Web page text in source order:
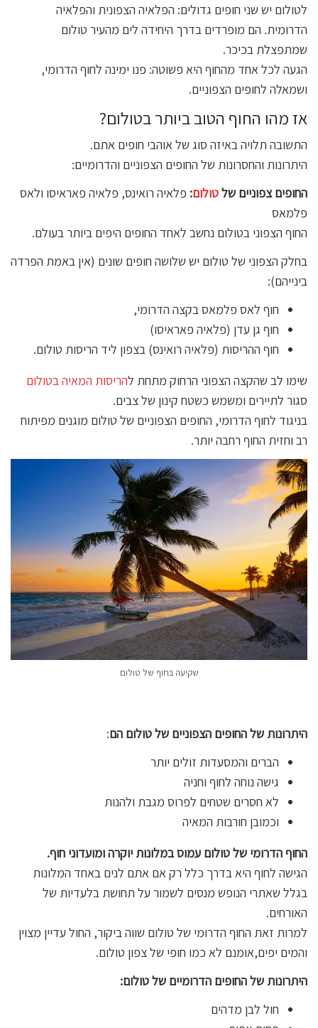
לטולום יש שני חופים גדולים: הפלאיה הצפונית והפלאיה
הדרומית. הם מופרדים בדרך היחידה לים מהעיר טולום
שמתפצלת בכיכר.
הגעה לכל אחד מהחוף היא פשוטה: פנו ימינה לחוף הדרומי,
ושמאלה לחופים הצפוניים.
אז מהו החוף הטוב ביותר בטולום?
התשובה תלויה באיזה סוג של אוהבי חופים אתם.
היתרונות והחסרונות של החופים הצפוניים והדרומיים:
החופים צפוניים שלטולום: פלאיה רואינס, פלאיה פאראיסו ולאס
פלמאס
החוף הצפוני בטולום נחשב לאחד החופים היפים ביותר בעולם.
בחלק הצפוני של טולום יש שלושה חופים שונים (אין באמת הפרדה
בינייהם):
חוף לאס פלמאס בקצה הדרומי,
חוף גן עדן (פלאיה פאראיסו)
חוף ההריסות (פלאיה רואינס) בצפון ליד הריסות טולום.
שימו לב שהקצה הצפוני הרחוק מתחת להריסות המאיה בטולום
סגור לתיירים ומשמש כשטח קינון של צבים.
בניגוד לחוף הדרומי, החופים הצפוניים של טולום מוגנים מפיתוח
רב וחזית החוף רחבה יותר.
שקיעה בחוף של טולום
היתרונות של החופים הצפוניים של טולום הם:
הברים והמסעדות זולים יותר
גישה נוחה לחוף וחניה
לא חסרים שטחים לפרוס מגבת ולהנות
וכמובן חורבות המאיה
החוף הדרומי של טולום עמוס במלונות יוקרה ומועדוני חוף.
הגישה לחוף היא בדרך כלל רק אם אתם לנים באחד המלונות
בגלל שאתרי הנופש מנסים לשמור על תחושת בלעדיות של
האורחים.
למרות זאת החוף הדרומי של טולום שווה ביקור, החול עדיין מצוין
והמים יפים,אומנם לא כמו חופי של צפון טולום.
היתרונות של החופים הדרומיים של טולום:
חול לבן מדהים